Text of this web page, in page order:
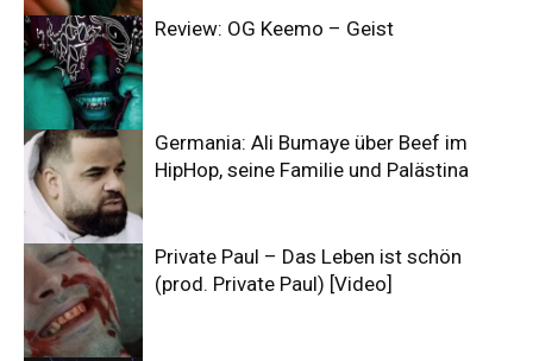
Review: OG Keemo – Geist
Germania: Ali Bumaye über Beef im
HipHop, seine Familie und Palästina
Private Paul – Das Leben ist schön
(prod. Private Paul) [Video]